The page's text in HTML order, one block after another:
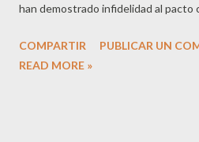
han demostrado infidelidad al pacto
de reconocer su condición, y de
COMPARTIR
PUBLICAR UN
READ MORE »